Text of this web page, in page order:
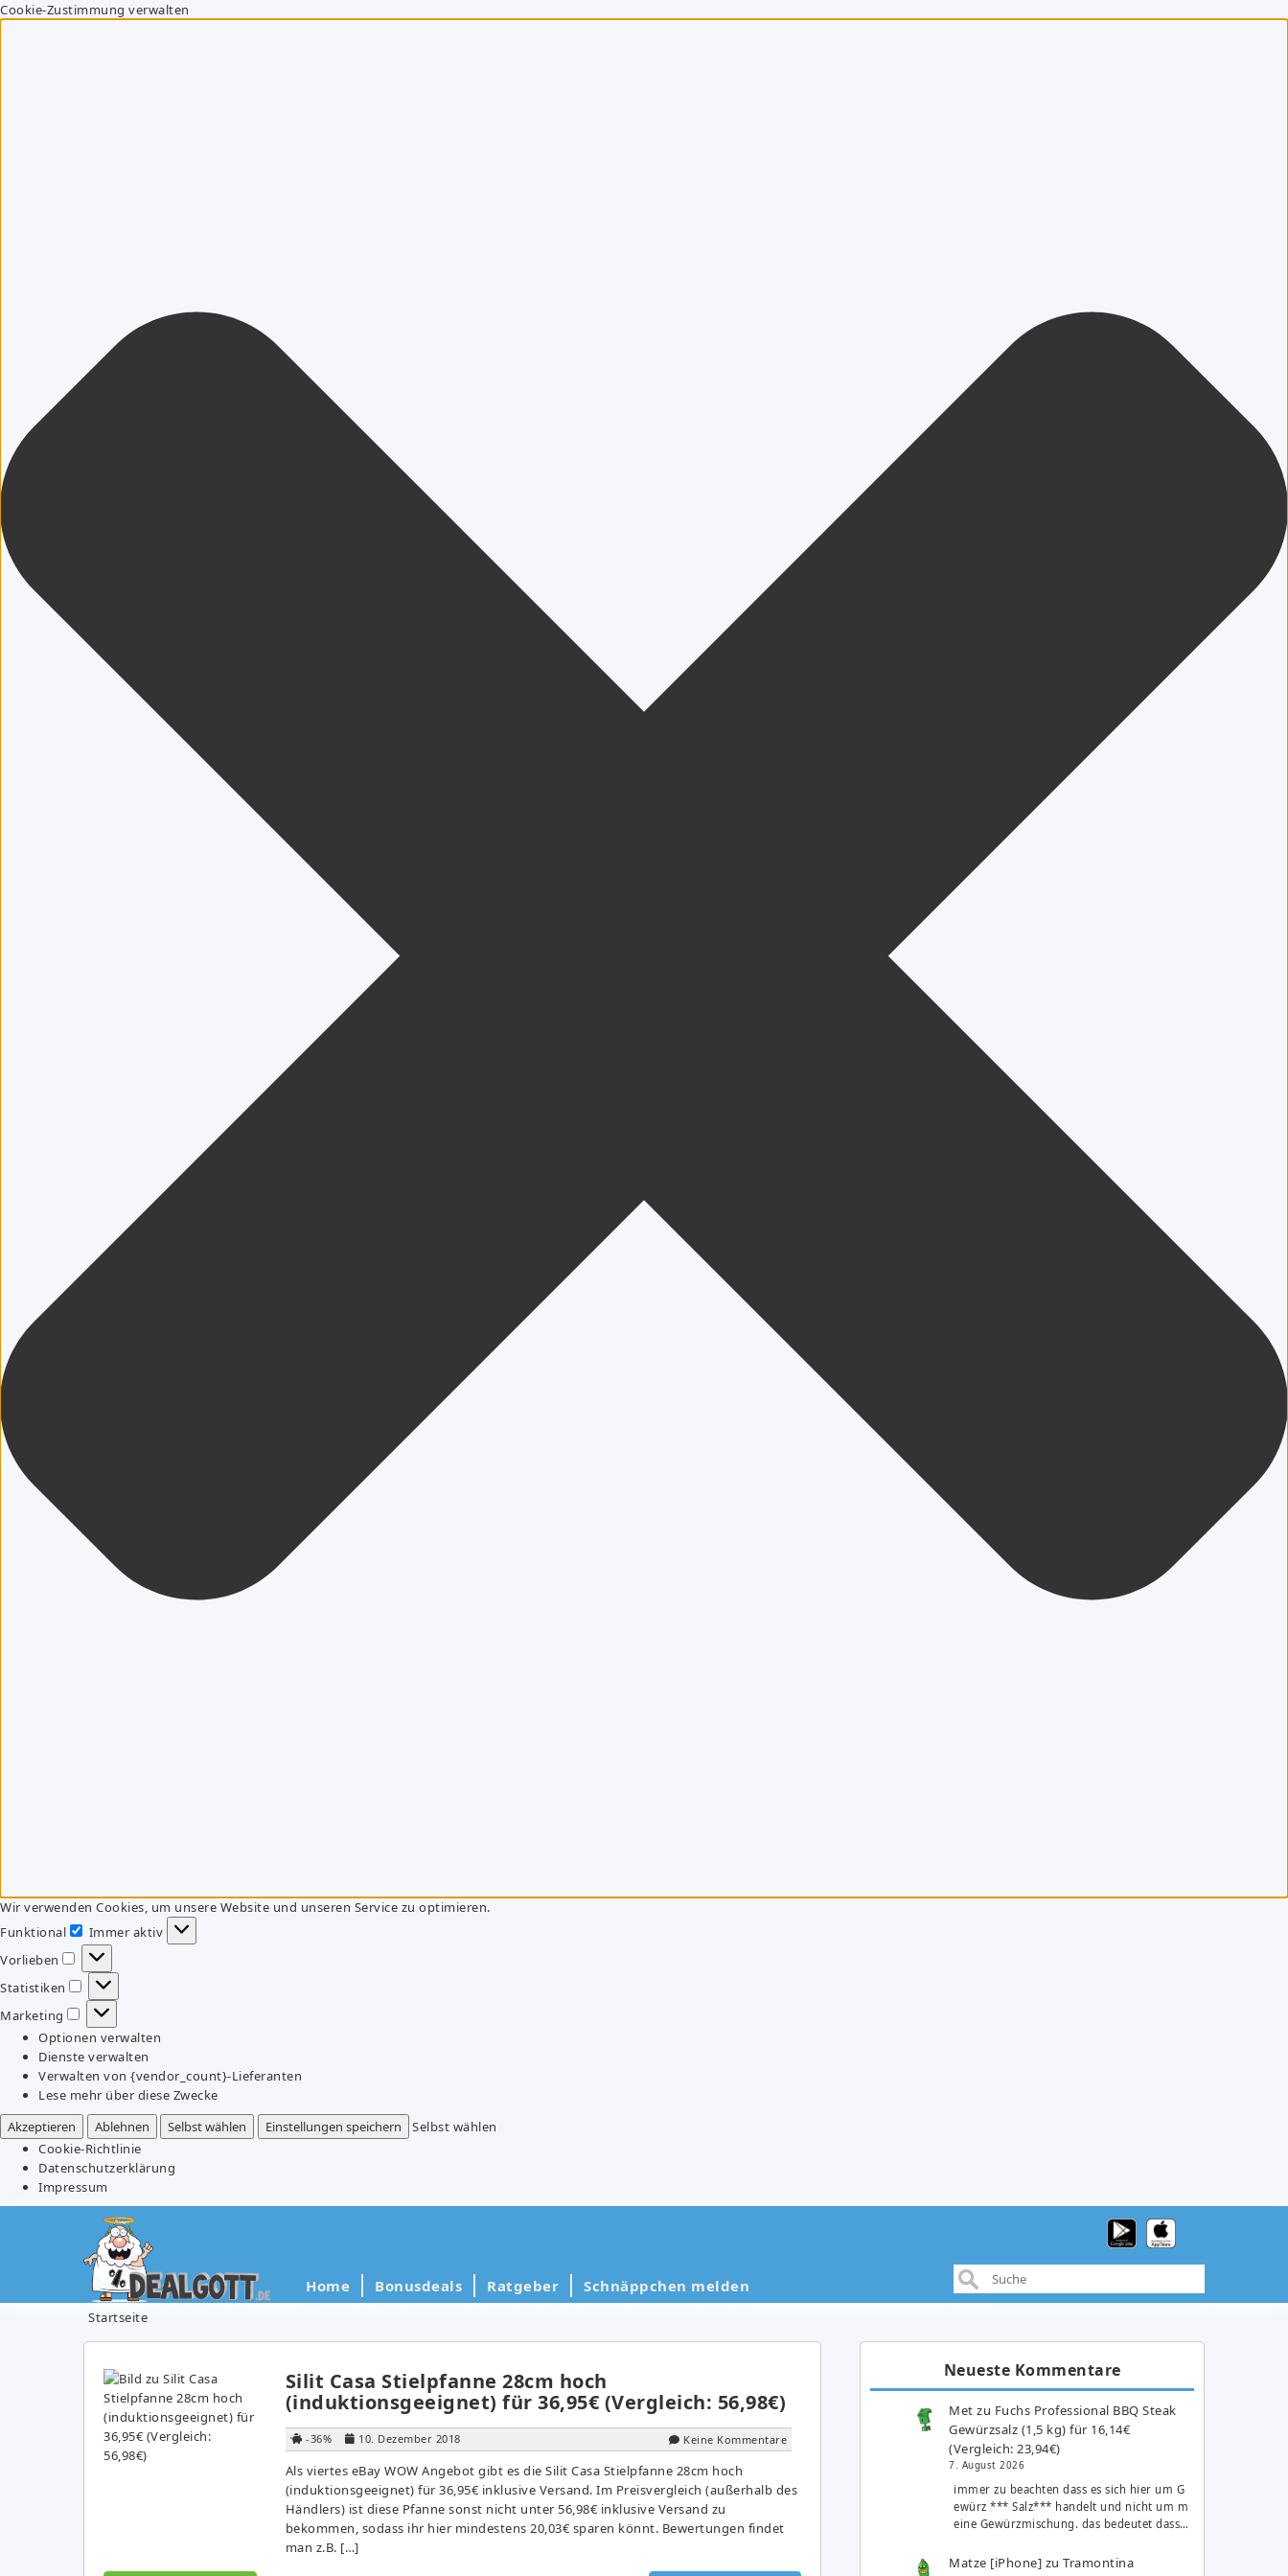
Cookie-Zustimmung verwalten
Wir verwenden Cookies, um unsere Website und unseren Service zu optimieren.
Funktional
Funktional
Immer aktiv
Vorlieben
Vorlieben
Statistiken
Statistiken
Marketing
Marketing
Optionen verwalten
Dienste verwalten
Verwalten von {vendor_count}-Lieferanten
Lese mehr über diese Zwecke
Akzeptieren
Ablehnen Selbst wählen Einstellungen speichern
Selbst wählen
Cookie-Richtlinie
Datenschutzerklärung
Impressum
Home Bonusdeals Ratgeber Schnäppchen melden
Startseite
Silit Casa Stielpfanne 28cm hoch
(induktionsgeeignet) für 36,95€ (Vergleich: 56,98€)
-36% 10. Dezember 2018 Keine Kommentare
Als viertes eBay WOW Angebot gibt es die Silit Casa Stielpfanne 28cm hoch
(induktionsgeeignet) für 36,95€ inklusive Versand. Im Preisvergleich (außerhalb des
Händlers) ist diese Pfanne sonst nicht unter 56,98€ inklusive Versand zu
bekommen, sodass ihr hier mindestens 20,03€ sparen könnt. Bewertungen findet
man z.B. […]
Neueste Kommentare
Met zu Fuchs Professional BBQ Steak
Gewürzsalz (1,5 kg) für 16,14€
(Vergleich: 23,94€)
7. August 2026
immer zu beachten dass es sich hier um G
ewürz *** Salz*** handelt und nicht um m
eine Gewürzmischung. das bedeutet dass…
Matze [iPhone] zuTramontina